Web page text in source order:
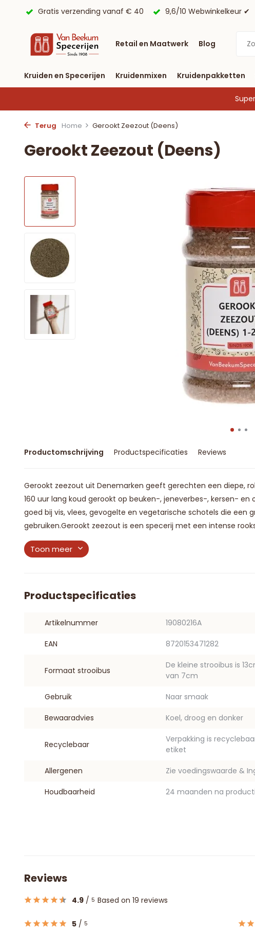
9,6/10 Webwinkelkeur ✔ Voor 23:59 uur besteld,
Retail en Maatwerk Blog
Kruiden en Specerijen Kruidenmixen Kruidenpakketten
Terug Home Gerookt Zeezout (Deens)
Gerookt Zeezout (Deens)
Productomschrijving Productspecificaties Reviews
Gerookt zeezout uit Denemarken geeft gerechten een diepe,
160 uur lang koud gerookt op beuken-, jeneverbes-, kersen- en
goed bij vis, vlees, gevogelte en vegetarische schotels die een
gebruiken.Gerookt zeezout is een specerij met een intense
Toon meer
Productspecificaties
Artikelnummer 19080216A
EAN 8720153471282
Formaat strooibus
De kleine strooibus is
van 7cm
Gebruik Naar smaak
Bewaaradvies Koel, droog en donker
Recyclebaar
Verpakking is
etiket
Allergenen Zie voedingswaarde &
Houdbaarheid 24 maanden na
Reviews
4.9 / 5 Based on 19 reviews
5 / 5